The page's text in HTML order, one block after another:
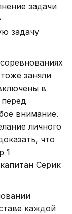
задачи
задачу
заняли
в
внимание.
личного
что
1
Серик
каждой